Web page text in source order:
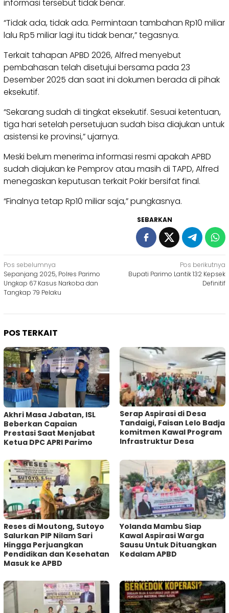
informasi tersebut tidak benar.
“Tidak ada, tidak ada. Permintaan tambahan Rp10 miliar
lalu Rp5 miliar lagi itu tidak benar,” tegasnya.
Terkait tahapan APBD 2026, Alfred menyebut
pembahasan telah disetujui bersama pada 23
Desember 2025 dan saat ini dokumen berada di pihak
eksekutif.
“Sekarang sudah di tingkat eksekutif. Sesuai ketentuan,
tiga hari setelah persetujuan sudah bisa diajukan untuk
asistensi ke provinsi,” ujarnya.
Meski belum menerima informasi resmi apakah APBD
sudah diajukan ke Pemprov atau masih di TAPD, Alfred
menegaskan keputusan terkait Pokir bersifat final.
“Finalnya tetap Rp10 miliar saja,” pungkasnya.
SEBARKAN
Navigasi
pos
Pos sebelumnya
Sepanjang 2025, Polres Parimo
Ungkap 67 Kasus Narkoba dan
Tangkap 79 Pelaku
Pos berikutnya
Bupati Parimo Lantik 132 Kepsek
Definitif
POS TERKAIT
Akhri Masa Jabatan, ISL
Beberkan Capaian
Prestasi Saat Menjabat
Ketua DPC APRI Parimo
Serap Aspirasi di Desa
Tandaigi, Faisan Lelo Badja
komitmen Kawal Program
Infrastruktur Desa
Reses di Moutong, Sutoyo
Salurkan PIP Nilam Sari
Hingga Perjuangkan
Pendidikan dan Kesehatan
Masuk ke APBD
Yolanda Mambu Siap
Kawal Aspirasi Warga
Sausu Untuk Dituangkan
Kedalam APBD